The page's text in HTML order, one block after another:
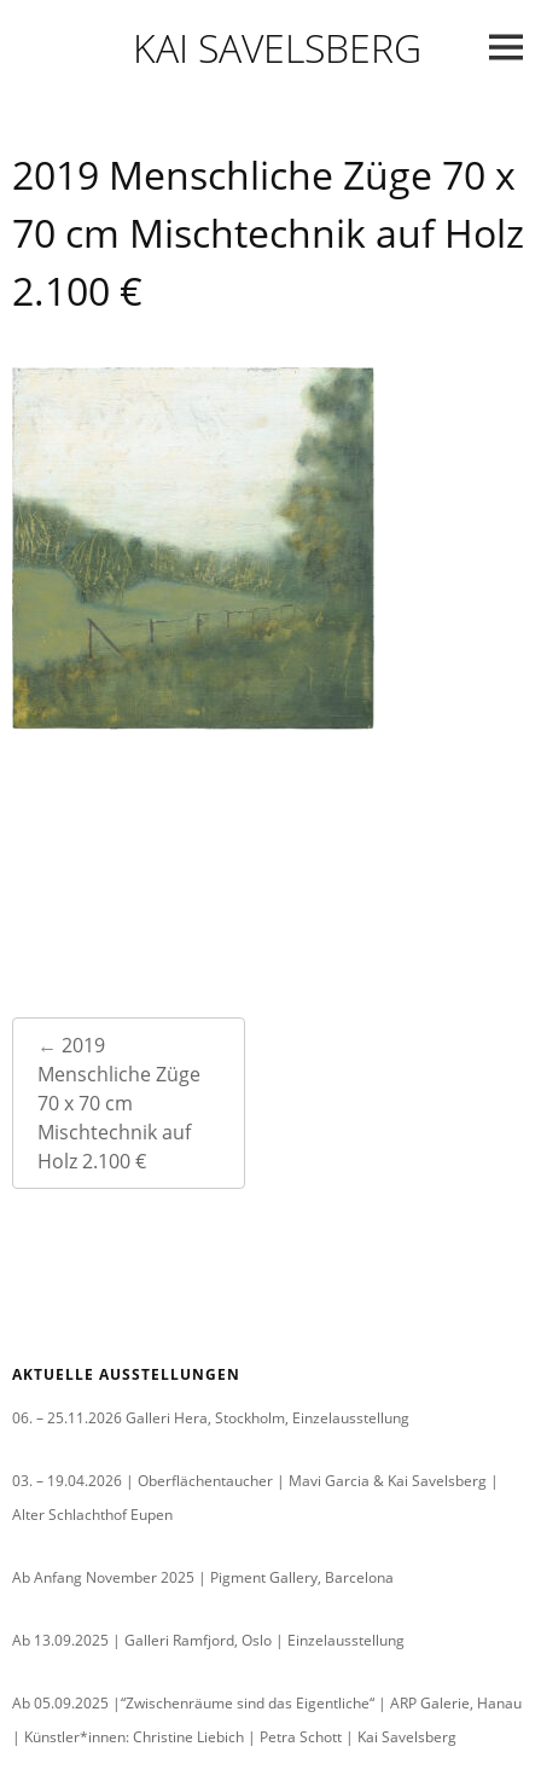
KAI SAVELSBERG
2019 Menschliche Züge 70 x
70 cm Mischtechnik auf Holz
2.100 €
Post
navigation
← 2019
Menschliche Züge
70 x 70 cm
Mischtechnik auf
Holz 2.100 €
AKTUELLE AUSSTELLUNGEN
06. – 25.11.2026 Galleri Hera, Stockholm, Einzelausstellung
03. – 19.04.2026 | Oberflächentaucher | Mavi Garcia & Kai Savelsberg |
Alter Schlachthof Eupen
Ab Anfang November 2025 | Pigment Gallery, Barcelona
Ab 13.09.2025 | Galleri Ramfjord, Oslo | Einzelausstellung
Ab 05.09.2025 |“Zwischenräume sind das Eigentliche“ | ARP Galerie, Hanau
| Künstler*innen: Christine Liebich | Petra Schott | Kai Savelsberg